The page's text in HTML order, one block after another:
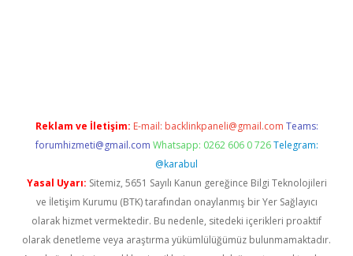
Reklam ve İletişim: E-mail: backlinkpaneli@gmail.com Teams:
forumhizmeti@gmail.com Whatsapp: 0262 606 0 726 Telegram:
@karabul
Yasal Uyarı: Sitemiz, 5651 Sayılı Kanun gereğince Bilgi Teknolojileri
ve İletişim Kurumu (BTK) tarafından onaylanmış bir Yer Sağlayıcı
olarak hizmet vermektedir. Bu nedenle, sitedeki içerikleri proaktif
olarak denetleme veya araştırma yükümlülüğümüz bulunmamaktadır.